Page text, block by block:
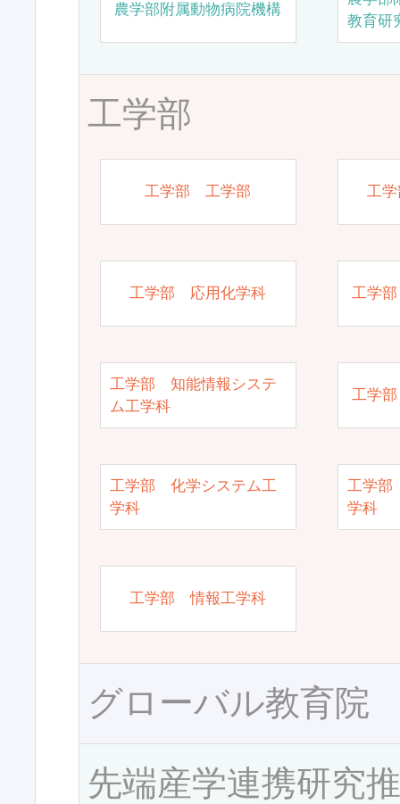
農学部附属動物病院機構
教育研
工学部
工学部 工学部 工
工学部 応用化学科 工学
工学部 知能情報システ
ム工学科
工学
工学部 化学システム工
学科
工学部
学科
工学部 情報工学科
グローバル教育院
先端産学連携研究